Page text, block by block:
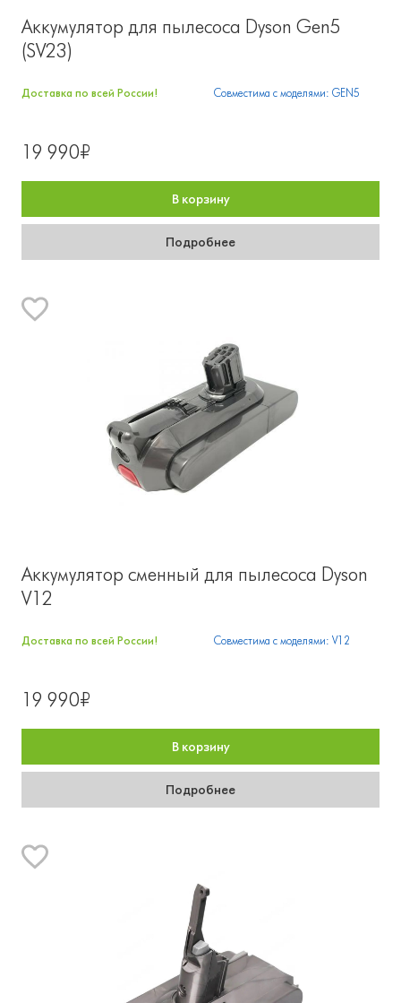
Аккумулятор для пылесоса Dyson Gen5
(SV23)
Доставка по всей России! Совместима с моделями: GEN5
19 990₽
В корзину
Подробнее
Аккумулятор сменный для пылесоса Dyson
V12
Доставка по всей России! Совместима с моделями: V12
19 990₽
В корзину
Подробнее